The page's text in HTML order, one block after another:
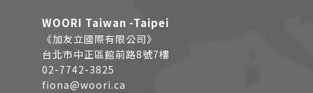
WOORI Taiwan -Taipei
《加友立國際有限公司》
台北市中正區館前路8號7樓
02-7742-3825
fiona@woori.ca